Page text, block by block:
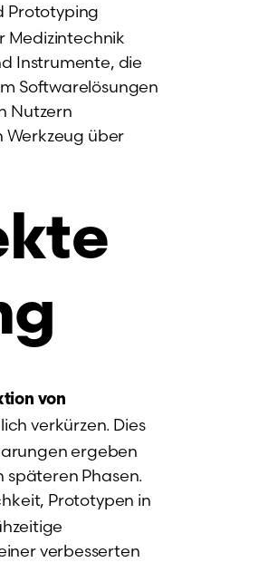
Prototyping
Medizintechnik
Instrumente, die
Softwarelösungen
Nutzern
Werkzeug über
von
verkürzen. Dies
ergeben
späteren Phasen.
Prototypen in
verbesserten